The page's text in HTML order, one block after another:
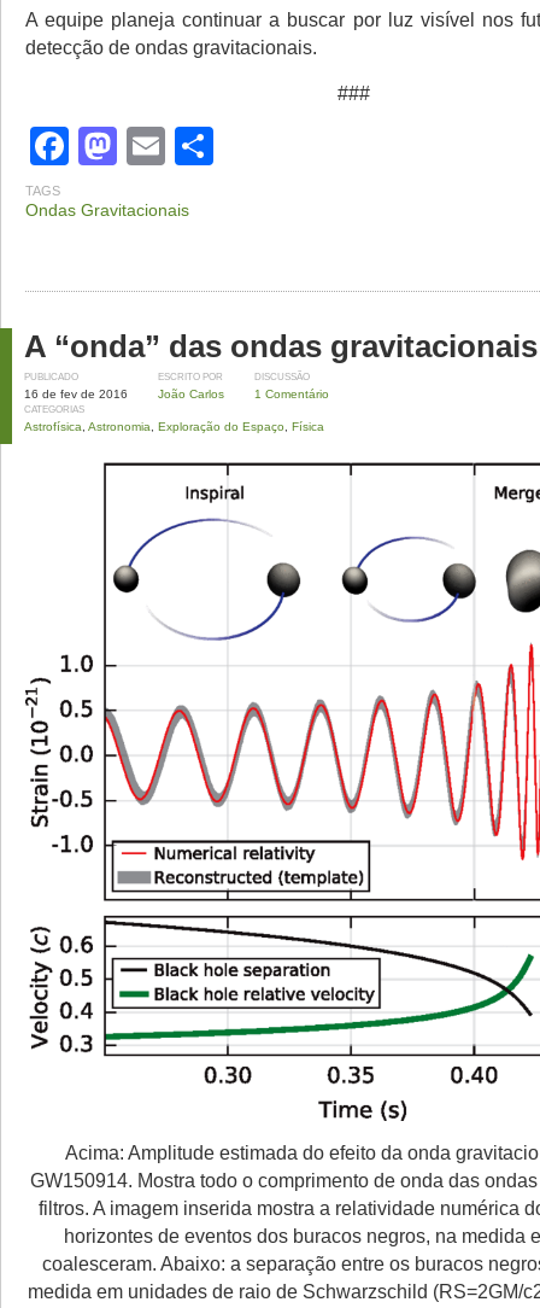
A equipe planeja continuar a buscar por luz visível nos
detecção de ondas gravitacionais.
###
Facebook
Mastodon
Email
TAGS
Ondas Gravitacionais
A “onda” das ondas gravitacionais
PUBLICADO
16 de fev de 2016
ESCRITO POR
João Carlos
DISCUSSÃO
1 Comentário
CATEGORIAS
Astrofísica, Astronomia, Exploração do Espaço, Física
Acima: Amplitude estimada do efeito da onda
GW150914. Mostra todo o comprimento de onda das
filtros. A imagem inserida mostra a relatividade numérica
horizontes de eventos dos buracos negros, na medida
coalesceram. Abaixo: a separação entre os buracos
medida em unidades de raio de Schwarzschild (RS=2GM/